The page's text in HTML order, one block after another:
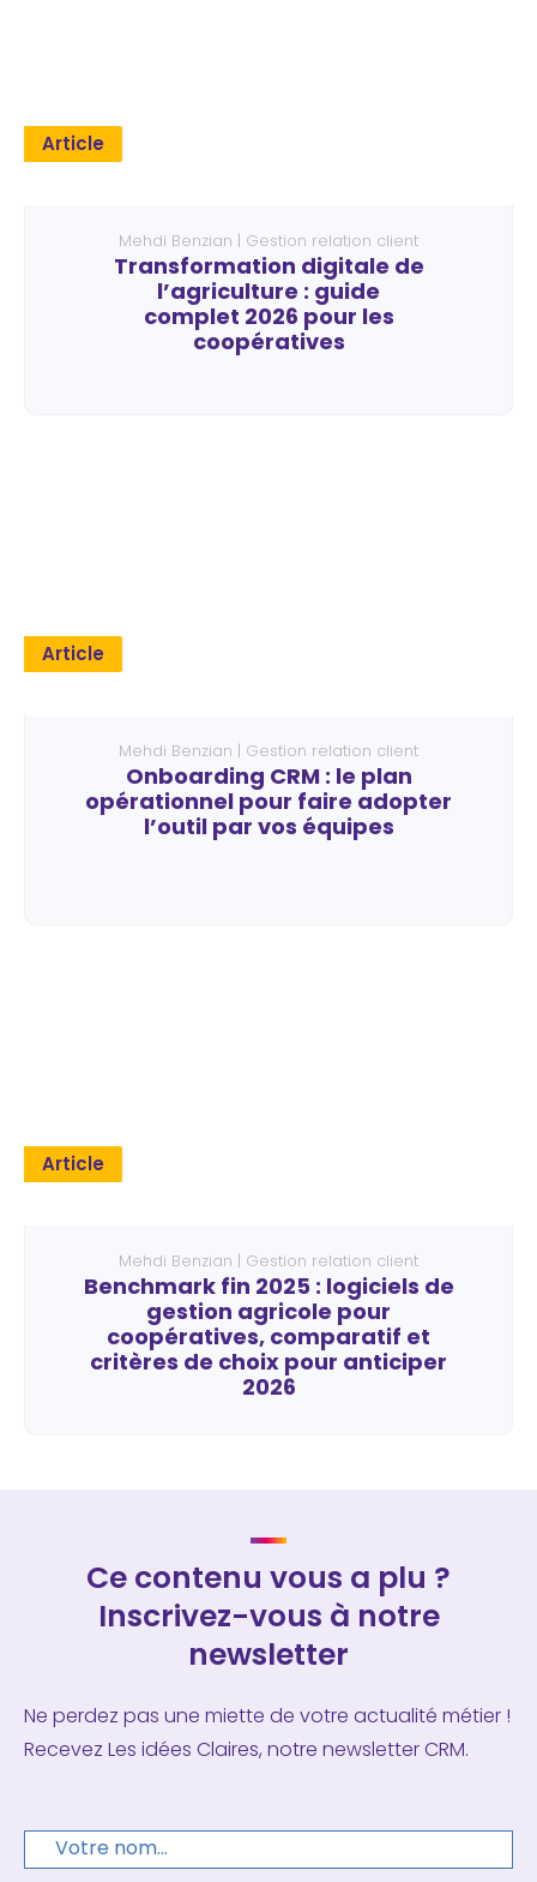
Article
Mehdi Benzian | Gestion relation client
Transformation digitale de
l’agriculture : guide
complet 2026 pour les
coopératives
Article
Mehdi Benzian | Gestion relation client
Onboarding CRM : le plan
opérationnel pour faire adopter
l’outil par vos équipes
Article
Mehdi Benzian | Gestion relation client
Benchmark fin 2025 : logiciels de
gestion agricole pour
coopératives, comparatif et
critères de choix pour anticiper
2026
Ce contenu vous a plu ?
Inscrivez-vous à notre
newsletter
Ne perdez pas une miette de votre actualité métier !
Recevez Les idées Claires, notre newsletter CRM.